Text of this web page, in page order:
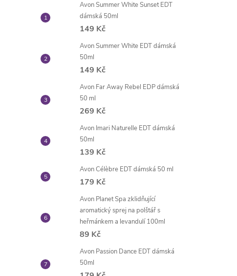
Avon Summer White Sunset EDT
dámská 50ml
149 Kč
Avon Summer White EDT dámská
50ml
149 Kč
Avon Far Away Rebel EDP dámská
50 ml
269 Kč
Avon Imari Naturelle EDT dámská
50ml
139 Kč
Avon Célèbre EDT dámská 50 ml
179 Kč
Avon Planet Spa zklidňující
aromatický sprej na polštář s
heřmánkem a levandulí 100ml
89 Kč
Avon Passion Dance EDT dámská
50ml